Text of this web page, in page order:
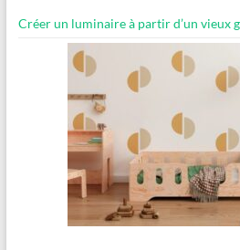
Créer un luminaire à partir d’un vieux